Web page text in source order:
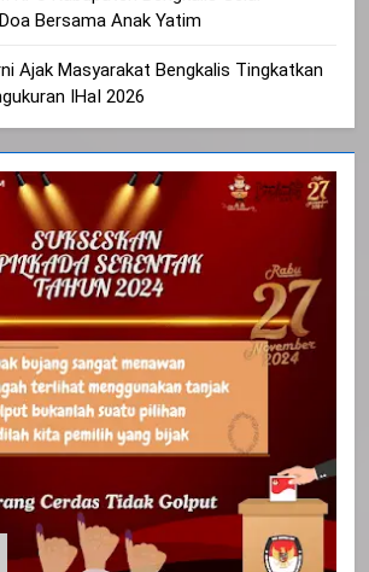
Bersama Anak Yatim
Ajak Masyarakat Bengkalis Tingkatkan
IHaI 2026